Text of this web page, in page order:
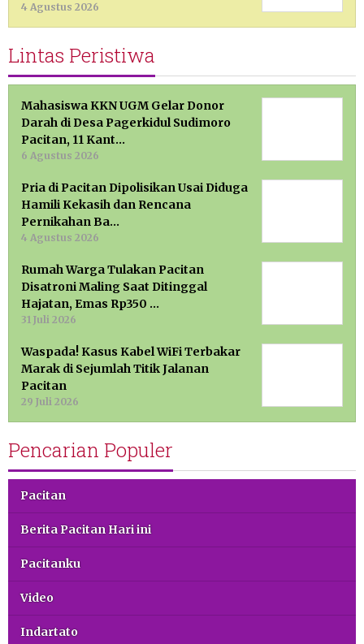
4 Agustus 2026
Lintas Peristiwa
Mahasiswa KKN UGM Gelar Donor
Darah di Desa Pagerkidul Sudimoro
Pacitan, 11 Kant…
6 Agustus 2026
Pria di Pacitan Dipolisikan Usai Diduga
Hamili Kekasih dan Rencana
Pernikahan Ba…
4 Agustus 2026
Rumah Warga Tulakan Pacitan
Disatroni Maling Saat Ditinggal
Hajatan, Emas Rp350 …
31 Juli 2026
Waspada! Kasus Kabel WiFi Terbakar
Marak di Sejumlah Titik Jalanan
Pacitan
29 Juli 2026
Pencarian Populer
Pacitan
Berita Pacitan Hari ini
Pacitanku
Video
Indartato